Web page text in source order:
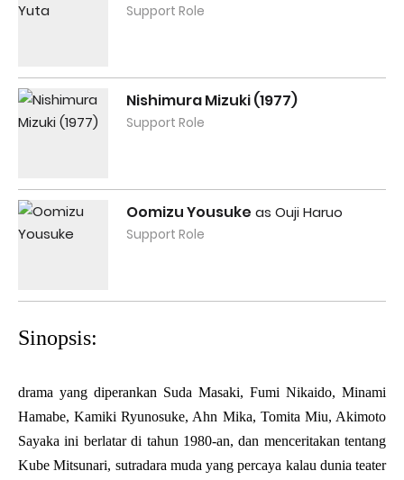
Support Role
Nishimura Mizuki (1977)
Support Role
Oomizu Yousuke as Ouji Haruo
Support Role
Sinopsis:
drama yang diperankan Suda Masaki, Fumi Nikaido, Minami
Hamabe, Kamiki Ryunosuke, Ahn Mika, Tomita Miu, Akimoto
Sayaka ini berlatar di tahun 1980-an, dan menceritakan tentang
Kube Mitsunari, sutradara muda yang percaya kalau dunia teater